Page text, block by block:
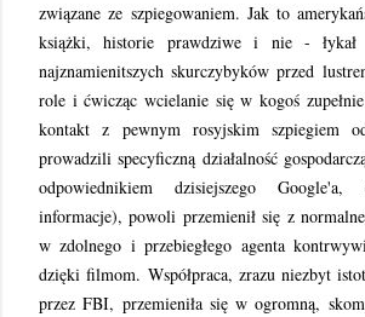
związane ze szpiegowaniem. Jak to
książki, historie prawdziwe i nie - łykał
najznamienitszych skurczybyków przed
role i ćwicząc wcielanie się w kogoś
kontakt z pewnym rosyjskim szpiegiem
prowadzili specyficzną działalność
odpowiednikiem dzisiejszego
informacje), powoli przemienił się z
w zdolnego i przebiegłego agenta
dzięki filmom. Współpraca, zrazu niezbyt
przez FBI, przemieniła się w ogromną,